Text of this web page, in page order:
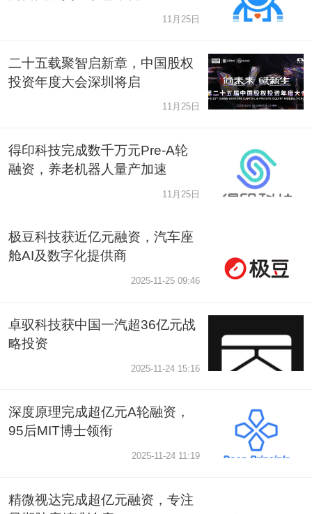
11月25日
二十五载聚智启新章，中国股权
投资年度大会深圳将启
11月25日
得印科技完成数千万元Pre-A轮
融资，养老机器人量产加速
11月25日
极豆科技获近亿元融资，汽车座
舱AI及数字化提供商
2025-11-25 09:46
卓驭科技获中国一汽超36亿元战
略投资
2025-11-24 15:16
深度原理完成超亿元A轮融资，
95后MIT博士领衔
2025-11-24 11:19
精微视达完成超亿元融资，专注